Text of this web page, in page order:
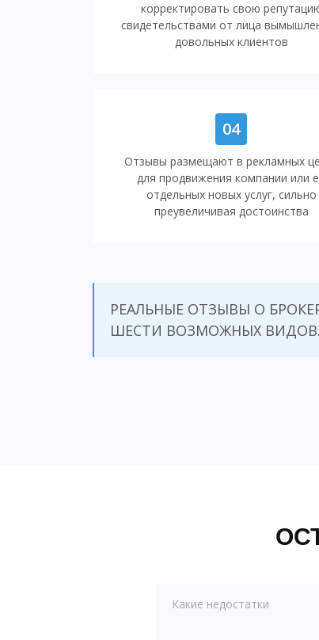
корректировать свою
свидетельствами от лица
довольных клиентов
04
Отзывы размещают в рекламных
для продвижения компании или
отдельных новых услуг, сильно
преувеличивая достоинства
РЕАЛЬНЫЕ ОТЗЫВЫ О
ШЕСТИ ВОЗМОЖНЫХ